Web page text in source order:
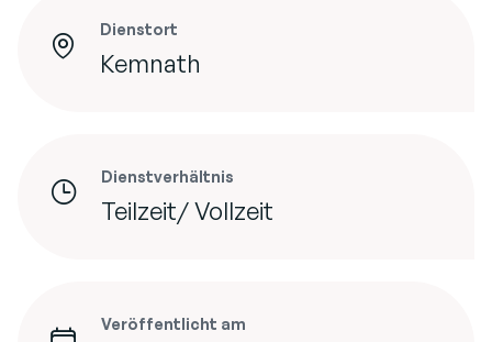
Dienstort
Kemnath
Dienstverhältnis
Teilzeit/ Vollzeit
Veröffentlicht am